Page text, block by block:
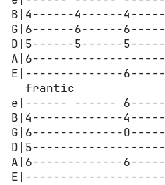
B|4------4------
G|6------6------
D|5------5------
E|--------------
frantic
e|------ ------
B|4-------------
G|6-------------
A|6-------------